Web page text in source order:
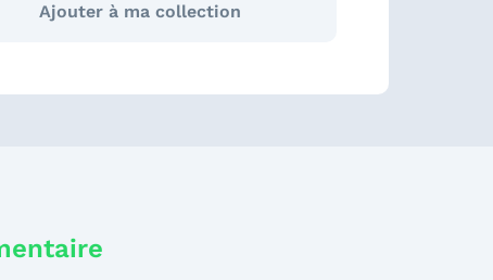
Ajouter à ma collection